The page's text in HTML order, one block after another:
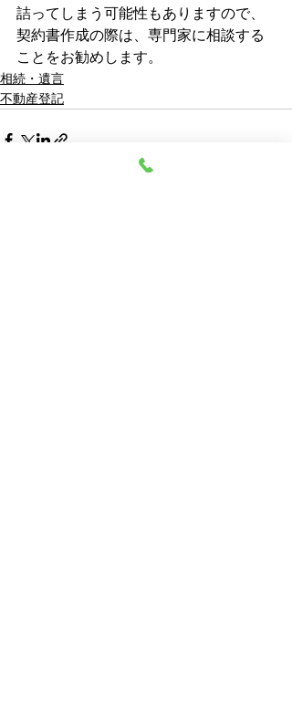
詰ってしまう可能性もありますので、
契約書作成の際は、専門家に相談する
ことをお勧めします。
相続・遺言
不動産登記